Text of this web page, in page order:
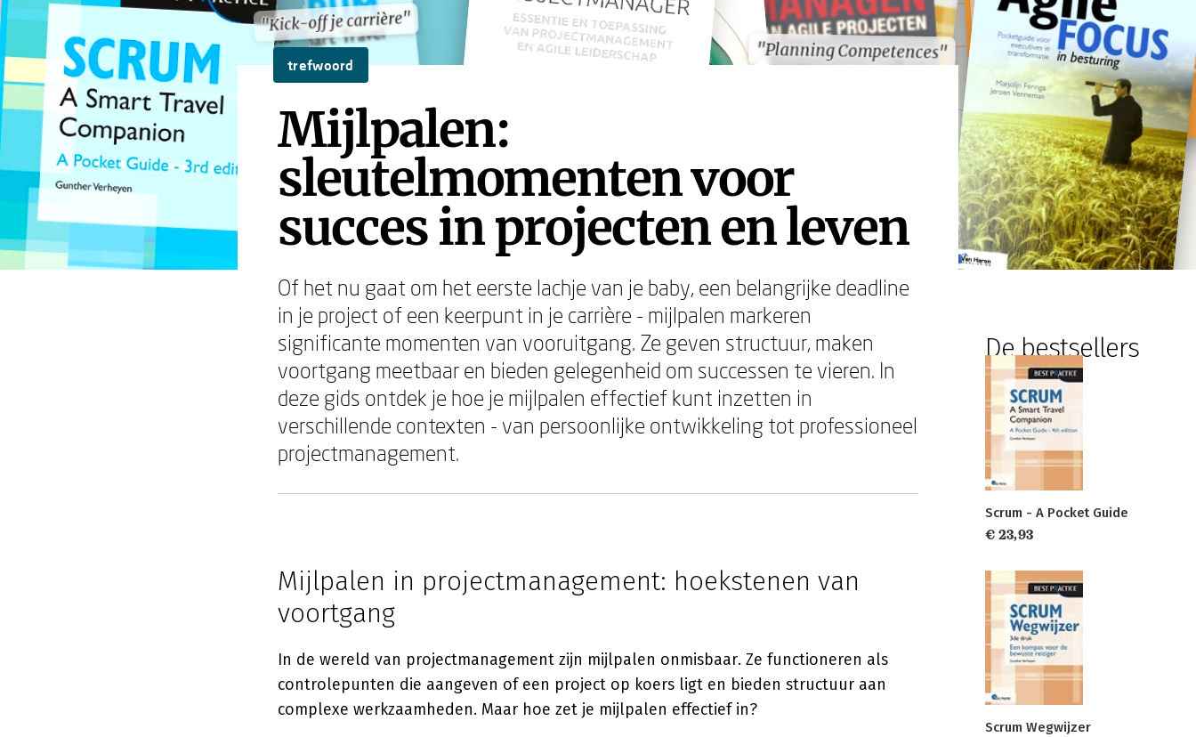
"Kick-off je carrière"
"Planning Competences"
"Kick-off je carrière"
"Planning Competences"
trefwoord
Mijlpalen:
sleutelmomenten voor
succes in projecten en leven
Of het nu gaat om het eerste lachje van je baby, een belangrijke deadline
in je project of een keerpunt in je carrière - mijlpalen markeren
significante momenten van vooruitgang. Ze geven structuur, maken
voortgang meetbaar en bieden gelegenheid om successen te vieren. In
deze gids ontdek je hoe je mijlpalen effectief kunt inzetten in
verschillende contexten - van persoonlijke ontwikkeling tot professioneel
projectmanagement.
Mijlpalen in projectmanagement: hoekstenen van
voortgang
In de wereld van projectmanagement zijn mijlpalen onmisbaar. Ze functioneren als
controlepunten die aangeven of een project op koers ligt en bieden structuur aan
complexe werkzaamheden. Maar hoe zet je mijlpalen effectief in?
De bestsellers
Scrum - A Pocket Guide
€ 23,93
Scrum Wegwijzer